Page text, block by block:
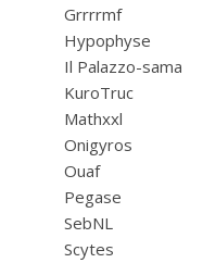
Grrrrmf
Hypophyse
Il Palazzo-sama
KuroTruc
Mathxxl
Onigyros
Ouaf
Pegase
SebNL
Scytes